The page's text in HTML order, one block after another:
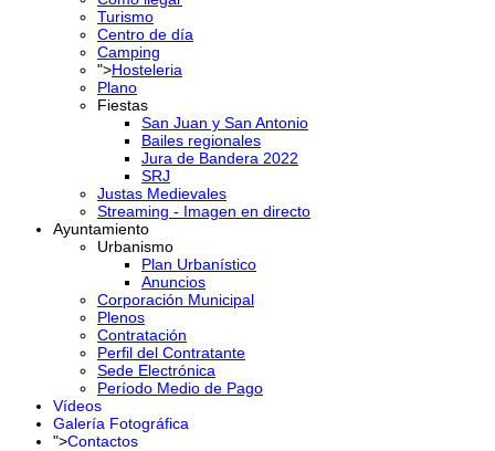
Turismo
Centro de día
Camping
">Hosteleria
Plano
Fiestas
San Juan y San Antonio
Bailes regionales
Jura de Bandera 2022
SRJ
Justas Medievales
Streaming - Imagen en directo
Ayuntamiento
Urbanismo
Plan Urbanístico
Anuncios
Corporación Municipal
Plenos
Contratación
Perfil del Contratante
Sede Electrónica
Período Medio de Pago
Vídeos
Galería Fotográfica
">Contactos